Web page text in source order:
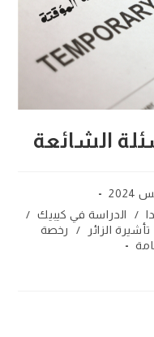
الشائعة
/ الدراسة في كيبيك /
تأشيرة الزائر /
رخصة